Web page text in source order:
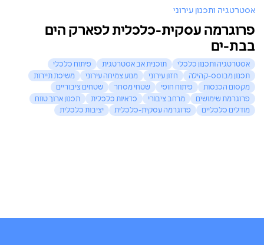
אסטרטגיה ותכנון עירוני
פרוגרמה עסקית-כלכלית לפארק הים
בבת-ים
אסטרטגיה ותכנון כלכלי תוכנית אב אסטרטגית
פיתוח כלכלי
תכנון מבוסס-קהילה
חזון עירוני מנוע צמיחה עירוני
משיכת תיירות
מקסום הכנסות
פיתוח חופי שטחי מסחר
שטחים ציבוריים
פרוגרמת שימושים
מרחב ציבורי כדאיות כלכלית
תכנון ארוך טווח
מודלים כלכליים
פרוגרמה עסקית-כלכלית יציבות כלכלית